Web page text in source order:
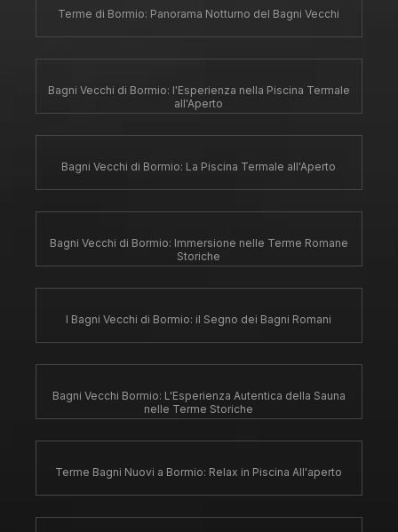
Terme di Bormio: Panorama Notturno del Bagni Vecchi
Bagni Vecchi di Bormio: l'Esperienza nella Piscina Termale
all'Aperto
Bagni Vecchi di Bormio: La Piscina Termale all'Aperto
Bagni Vecchi di Bormio: Immersione nelle Terme Romane
Storiche
I Bagni Vecchi di Bormio: il Segno dei Bagni Romani
Bagni Vecchi Bormio: L'Esperienza Autentica della Sauna
nelle Terme Storiche
Terme Bagni Nuovi a Bormio: Relax in Piscina All'aperto